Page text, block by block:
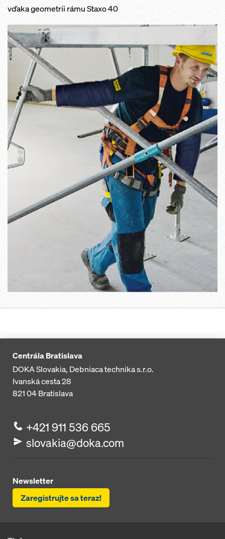
vďaka geometrii rámu Staxo 40
Centrála Bratislava
DOKA Slovakia, Debniaca technika s.r.o.
Ivanská cesta 28
821 04Bratislava
+421 911 536 665
slovakia@doka.com
Newsletter
Zaregistrujte sa teraz!